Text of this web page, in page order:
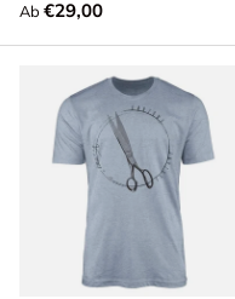
Ab Normaler Preis
€29,00